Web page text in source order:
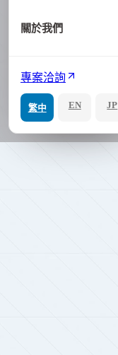
關於我們
專案洽詢
繁中 EN JP